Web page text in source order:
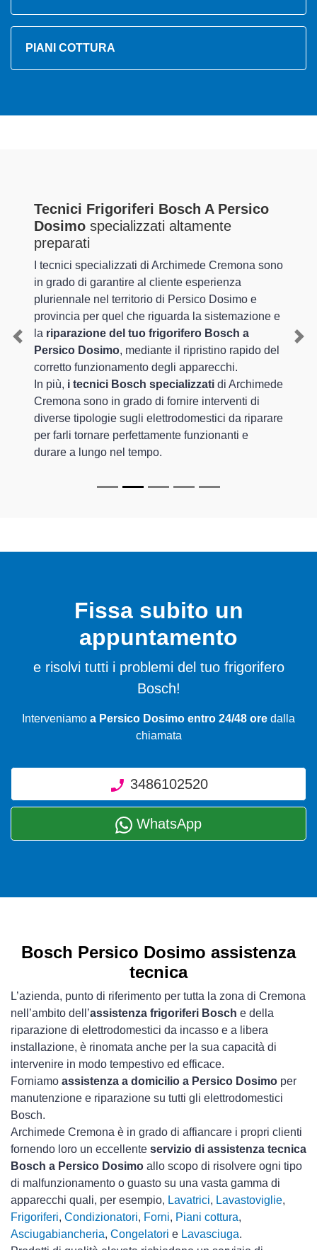
PIANI COTTURA
Tecnici Frigoriferi Bosch A Persico
Dosimo specializzati altamente
preparati
I tecnici specializzati di Archimede Cremona sono
in grado di garantire al cliente esperienza
pluriennale nel territorio di Persico Dosimo e
provincia per quel che riguarda la sistemazione e
la riparazione del tuo frigorifero Bosch a
Persico Dosimo, mediante il ripristino rapido del
corretto funzionamento degli apparecchi.
In più, i tecnici Bosch specializzati di Archimede
Cremona sono in grado di fornire interventi di
diverse tipologie sugli elettrodomestici da riparare
per farli tornare perfettamente funzionanti e
durare a lungo nel tempo.
Previous
Fissa subito un
appuntamento
e risolvi tutti i problemi del tuo frigorifero
Bosch!
Interveniamo a Persico Dosimo entro 24/48 ore dalla
chiamata
3486102520
WhatsApp
Bosch Persico Dosimo assistenza
tecnica
L’azienda, punto di riferimento per tutta la zona di Cremona
nell’ambito dell’assistenza frigoriferi Bosch e della
riparazione di elettrodomestici da incasso e a libera
installazione, è rinomata anche per la sua capacità di
intervenire in modo tempestivo ed efficace.
Forniamo assistenza a domicilio a Persico Dosimo per
manutenzione e riparazione su tutti gli elettrodomestici
Bosch.
Archimede Cremona è in grado di affiancare i propri clienti
fornendo loro un eccellente servizio di assistenza tecnica
Bosch a Persico Dosimo allo scopo di risolvere ogni tipo
di malfunzionamento o guasto su una vasta gamma di
apparecchi quali, per esempio, Lavatrici, Lavastoviglie,
Frigoriferi, Condizionatori, Forni, Piani cottura,
Asciugabiancheria, Congelatori e Lavasciuga.